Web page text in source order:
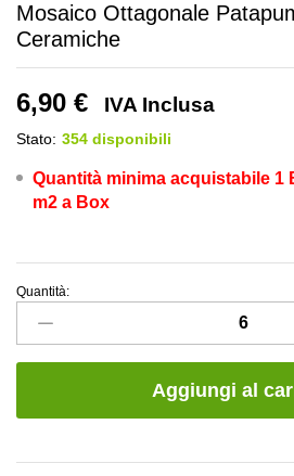
Mosaico Ottagonale
Ceramiche
6,90 € IVA Inclusa
Stato: 354 disponibili
Quantità minima acquistabile 1
m2 a Box
Mosaico
Ottagonale
Ceramiche
Quantità:
Aggiungi al